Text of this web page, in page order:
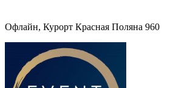
Офлайн, Курорт Красная Поляна 960